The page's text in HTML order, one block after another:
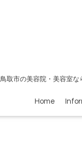
鳥取市の美容院・美容室
Home